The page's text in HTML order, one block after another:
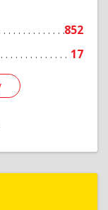
852
17